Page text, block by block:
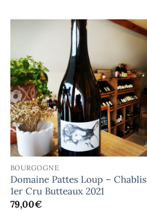
BOURGOGNE
Domaine Pattes Loup – Chablis
1er Cru Butteaux 2021
79,00€